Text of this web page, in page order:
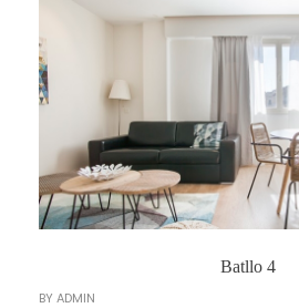
Batllo 4
BY ADMIN